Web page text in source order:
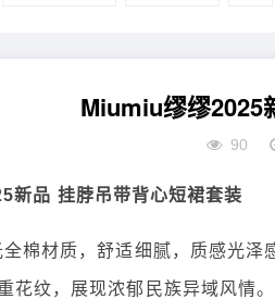
Miumiu缪缪2025
90
新品 挂脖吊带背心短裙套装
棉材质，舒适细腻，质感光
花纹，展现浓郁民族异域风情。